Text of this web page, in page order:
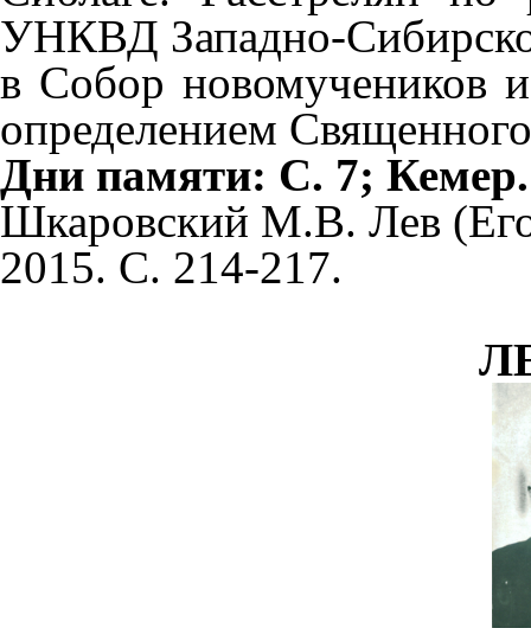
УНКВД Западно-
в Собор новомучеников
определением
Дни памяти: С. 7;
Шкаровский М.В. Лев
2015. С. 214-217.